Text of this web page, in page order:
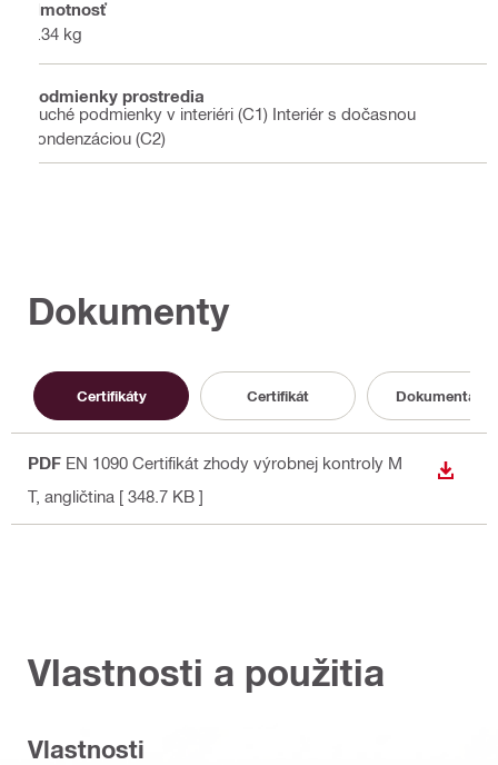
Hmotnosť
0.34 kg
Podmienky prostredia
Suché podmienky v interiéri (C1) Interiér s dočasnou
kondenzáciou (C2)
Dokumenty
Certifikáty Certifikát Dokumentácia
PDF EN 1090 Certifikát zhody výrobnej kontroly M
T, angličtina [ 348.7 KB ]
Vlastnosti a použitia
Vlastnosti